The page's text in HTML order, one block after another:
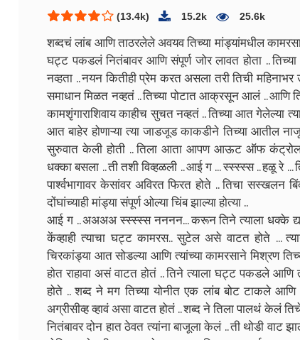
(13.4k) 15.2k 25.6k
शब्दचं लांब आणि ताठरलेले अवयव तिच्या मांड्यांमधील
घट्ट पकडलं नितंबावर आणि संपूर्ण जोर लावत होता ..
नव्हता .. नयन कितीही प्रेम करत असला तरी तिची महिनाभर
समाधान मिळत नव्हतं .. तिच्या पोटात आक्रसून आलं .. आणि
कामशृंगाराशिवाय काहीच सुचत नव्हतं .. तिच्या आत गेलेल्या
आत बाहेर होणाऱ्या त्या जाडजूड काकडीने तिच्या आतील
सुरुवात केली होती .. तिला आता आपण आऊट ऑफ कंट्रोल
धक्का बसला .. ती तशी विव्हळली .. आई ग ... स्स्स्स्स .. हळू रे
पार्श्वभागावर केसांवर अविरत फिरत होते .. तिचा सस्खलन
दोंघांच्याही मांड्या संपूर्ण ओल्या चिंब झाल्या होत्या ..
आई ग .. अअअअ स्स्स्स्स नननन... करून तिने त्याला धक्के
केंव्हाही त्याचा घट्ट कामरस.. सुटेल असे वाटत होते ...
चिरकांड्या आत सोडल्या आणि त्यांच्या कामरसाने मिश्रण
होत राहावा असं वाटत होतं .. तिने त्याला घट्ट पकडले आणि
होते .. शब्द ने मग तिच्या योनीत एक लांब बोट टाकले
अग्रीसीव्ह व्हावं असा वाटत होतं .. शब्द ने तिला पालथं केलं
नितंबावर दोन हात ठेवत त्यांना बाजूला केलं .. ती थोडी वाट